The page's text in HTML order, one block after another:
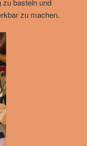
zu machen.